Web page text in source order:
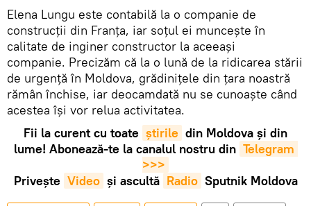
Elena Lungu este contabilă la o companie de
construcții din Franța, iar soțul ei muncește în
calitate de inginer constructor la aceeași
companie. Precizăm că la o lună de la ridicarea stării
de urgență în Moldova, grădinițele din țara noastră
rămân închise, iar deocamdată nu se cunoaște când
acestea își vor relua activitatea.
Fii la curent cu toate știrile din Moldova și din
lume! Abonează-te la canalul nostru din Telegram
>>>
Privește Video și ascultă Radio Sputnik Moldova